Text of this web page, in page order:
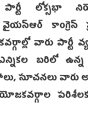
లోక్స‌భా
వైయస్ఆర్‌ కాంగ్రెస్
వారు పార్టీ
బరిలో ఉన్న
సూచనలు వారు